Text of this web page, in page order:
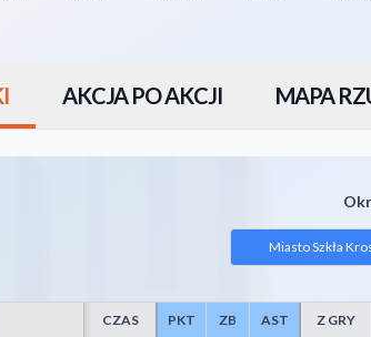
AKCJA PO AKCJI MAPA
Miasto Szkła
CZAS PKT ZB AST Z GRY